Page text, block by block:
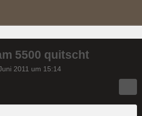
5500 quitscht
2011 um 15:14